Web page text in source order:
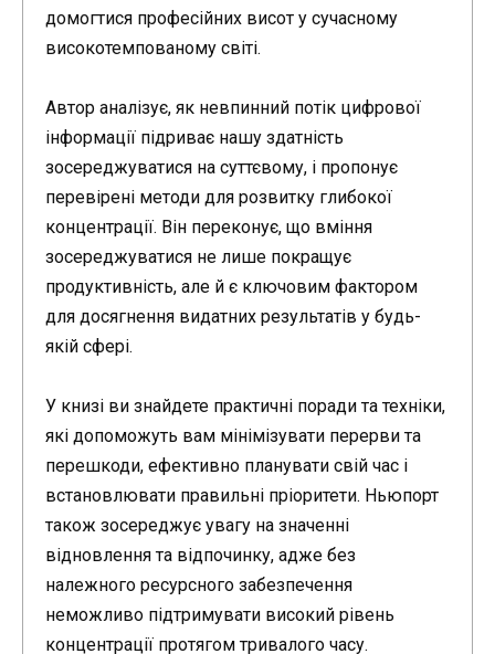
домогтися професійних висот у сучасному
високотемпованому світі.
Автор аналізує, як невпинний потік цифрової
інформації підриває нашу здатність
зосереджуватися на суттєвому, і пропонує
перевірені методи для розвитку глибокої
концентрації. Він переконує, що вміння
зосереджуватися не лише покращує
продуктивність, але й є ключовим фактором
для досягнення видатних результатів у будь-
якій сфері.
У книзі ви знайдете практичні поради та техніки,
які допоможуть вам мінімізувати перерви та
перешкоди, ефективно планувати свій час і
встановлювати правильні пріоритети. Ньюпорт
також зосереджує увагу на значенні
відновлення та відпочинку, адже без
належного ресурсного забезпечення
неможливо підтримувати високий рівень
концентрації протягом тривалого часу.